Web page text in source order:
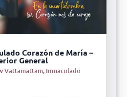
Corazón de María –
General
Vattamattam, Inmaculado